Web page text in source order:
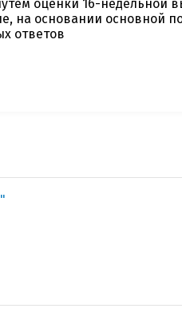
оценки 16-недельной
на основании основной
ответов